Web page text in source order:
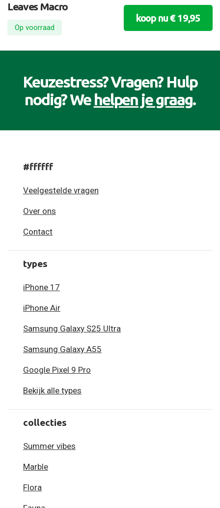
Leaves Macro
Op voorraad
koop nu € 19,95
Keuzestress? Vragen? Hulp
nodig? Wehelpen je graag.
#ffffff
Veelgestelde vragen
Over ons
Contact
types
iPhone 17
iPhone Air
Samsung Galaxy S25 Ultra
Samsung Galaxy A55
Google Pixel 9 Pro
Bekijk alle types
collecties
Summer vibes
Marble
Flora